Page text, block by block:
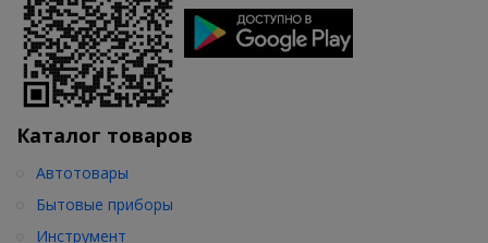
Каталог товаров
Автотовары
Бытовые приборы
Инструмент